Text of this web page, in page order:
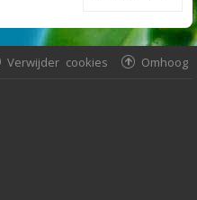
Omhoog
Verwijder cookies